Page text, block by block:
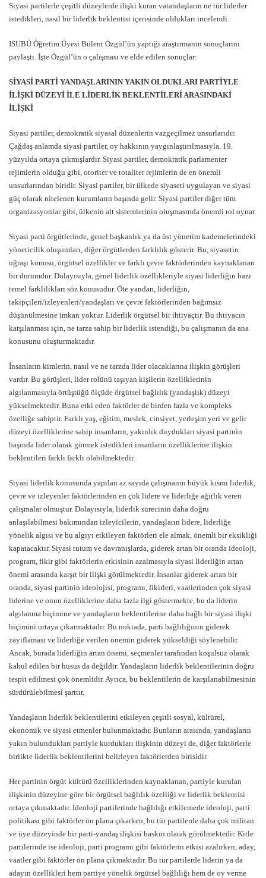
Siyasi partilerle çeşitli düzeylerde ilişki kuran vatandaşların ne tür liderler
istedikleri, nasıl bir liderlik beklentisi içerisinde oldukları incelendi.
ISUBÜ Öğretim Üyesi Bülent Özgül’ün yaptığı araştırmanın sonuçlarını
paylaştı. İşte Özgül’ün o çalışması ve elde edilen sonuçlar:
SİYASİ PARTİ YANDAŞLARININ YAKIN OLDUKLARI PARTİYLE
İLİŞKİ DÜZEYİ İLE LİDERLİK BEKLENTİLERİ ARASINDAKİ
İLİŞKİ
Siyasi partiler, demokratik siyasal düzenlerin vazgeçilmez unsurlarıdır.
Çağdaş anlamda siyasi partiler, oy hakkının yaygınlaştırılmasıyla, 19.
yüzyılda ortaya çıkmışlardır. Siyasi partiler, demokratik parlamenter
rejimlerin olduğu gibi, otoriter ve totaliter rejimlerin de en önemli
unsurlarından biridir. Siyasi partiler, bir ülkede siyaseti uygulayan ve siyasi
güç olarak nitelenen kurumların başında gelir. Siyasi partiler diğer tüm
organizasyonlar gibi, ülkenin alt sistemlerinin oluşmasında önemli rol oynar.
Siyasi parti örgütlerinde, genel başkanlık ya da üst yönetim kademelerindeki
yöneticilik oluşumları, diğer örgütlerden farklılık gösterir. Bu, siyasetin
uğraşı konusu, örgütsel özellikler ve farklı çevre faktörlerinden kaynaklanan
bir durumdur. Dolayısıyla, genel liderlik özellikleriyle siyasi liderliğin bazı
temel farklılıkları söz konusudur. Öte yandan, liderliğin,
takipçileri/izleyenleri/yandaşları ve çevre faktörlerinden bağımsız
düşünülmesine imkan yoktur. Liderlik örgütsel bir ihtiyaçtır. Bu ihtiyacın
karşılanması için, ne tarza sahip bir liderlik istendiği, bu çalışmanın da ana
konusunu oluşturmaktadır.
İnsanların kimlerin, nasıl ve ne tarzda lider olacaklarına ilişkin görüşleri
vardır. Bu görüşleri, lider rolünü taşıyan kişilerin özelliklerinin
algılanmasıyla örtüştüğü ölçüde örgütsel bağlılık (yandaşlık) düzeyi
yükselmektedir. Buna etki eden faktörler de birden fazla ve kompleks
özelliğe sahiptir. Farklı yaş, eğitim, meslek, cinsiyet, yerleşim yeri ve gelir
düzeyi özelliklerine sahip insanların, yakınlık duydukları siyasi partinin
başında lider olarak görmek istedikleri insanların özelliklerine ilişkin
beklentileri farklı farklı olabilmektedir.
Siyasi liderlik konusunda yapılan az sayıda çalışmanın büyük kısmı liderlik,
çevre ve izleyenler faktörlerinden en çok lidere ve liderliğe ağırlık veren
çalışmalar olmuştur. Dolayısıyla, liderlik sürecinin daha doğru
anlaşılabilmesi bakımından izleyicilerin, yandaşların lidere, liderliğe
yönelik algısı ve bu algıyı etkileyen faktörleri ele almak, önemli bir eksikliği
kapatacaktır. Siyasi tutum ve davranışlarda, giderek artan bir oranda ideoloji,
program, fikir gibi faktörlerin etkisinin azalmasıyla siyasi liderliğin artan
önemi arasında karşıt bir ilişki görülmektedir. İnsanlar giderek artan bir
oranda, siyasi partinin ideolojisi, programı, fikirleri, vaatlerinden çok siyasi
liderine ve onun özelliklerine daha fazla ilgi göstermekte, bu da liderin
algılanma biçimine ve yandaşların beklentilerine daha bağlı bir siyasi ilişki
biçimini ortaya çıkarmaktadır. Bu noktada, parti bağlılığının giderek
zayıflaması ve liderliğe verilen önemin giderek yükseldiği söylenebilir.
Ancak, burada liderliğin artan önemi, seçmenler tarafından koşulsuz olarak
kabul edilen bir husus da değildir. Yandaşların liderlik beklentilerinin doğru
tespit edilmesi çok önemlidir. Ayrıca, bu beklentilerin de karşılanabilmesinin
sürdürülebilmesi şarttır.
Yandaşların liderlik beklentilerini etkileyen çeşitli sosyal, kültürel,
ekonomik ve siyasi etmenler bulunmaktadır. Bunların arasında, yandaşların
yakın bulundukları partiyle kurdukları ilişkinin düzeyi de, diğer faktörlerle
birlikte liderlik beklentilerini belirleyen faktörlerden birisidir.
Her partinin örgüt kültürü özelliklerinden kaynaklanan, partiyle kurulan
ilişkinin düzeyine göre bir örgütsel bağlılık özelliği ve liderlik beklentisi
ortaya çıkmaktadır. İdeoloji partilerinde bağlılığı etkilemede ideoloji, parti
politikası gibi faktörler ön plana çıkarken, bu tür partilerde daha çok militan
ve üye düzeyinde bir parti-yandaş ilişkisi baskın olarak görülmektedir. Kitle
partilerinde ise ideoloji, parti programı gibi faktörlerin etkisi azalırken, aday,
vaatler gibi faktörler ön plana çıkmaktadır. Bu tür partilerde liderin ya da
adayın özellikleri hem partiye yönelik örgütsel bağlılığı hem de oy verme